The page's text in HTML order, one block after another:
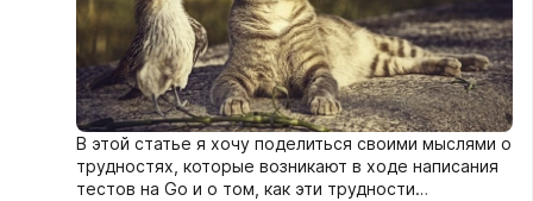
В этой статье я хочу поделиться своими мыслями о
трудностях, которые возникают в ходе написания
тестов на Go и о том, как эти трудности